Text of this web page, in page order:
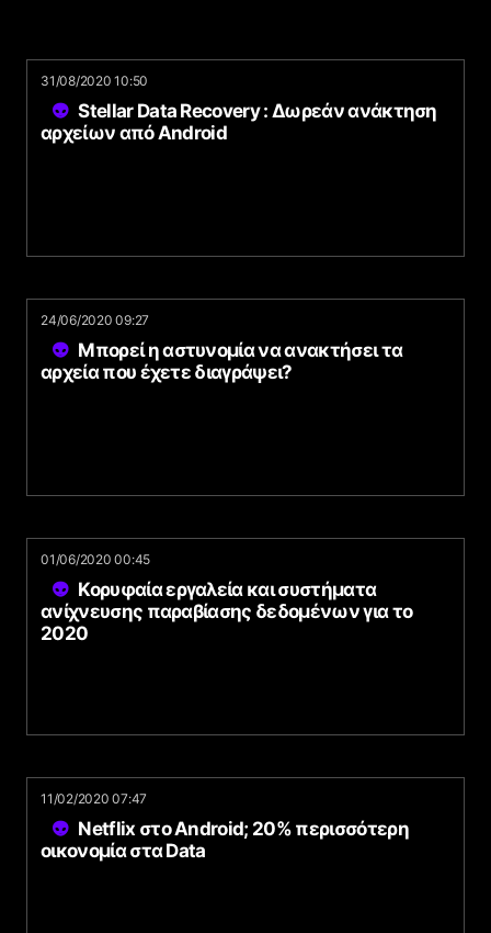
31/08/2020 10:50
Stellar Data Recovery : Δωρεάν ανάκτηση
αρχείων από Android
24/06/2020 09:27
Μπορεί η αστυνομία να ανακτήσει τα
αρχεία που έχετε διαγράψει?
01/06/2020 00:45
Κορυφαία εργαλεία και συστήματα
ανίχνευσης παραβίασης δεδομένων για το
2020
11/02/2020 07:47
Netflix στο Android; 20% περισσότερη
οικονομία στα Data